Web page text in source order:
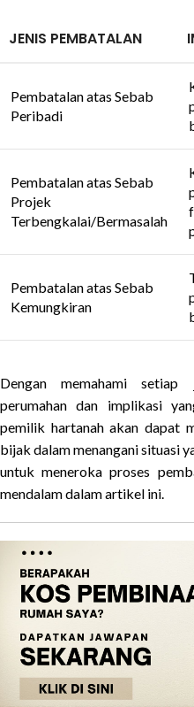
JENIS PEMBATALAN
Pembatalan atas Sebab
Peribadi
Pembatalan atas Sebab
Projek
Terbengkalai/Bermasalah
Pembatalan atas Sebab
Kemungkiran
Dengan memahami setiap
perumahan dan implikasi
pemilik hartanah akan dapat
bijak dalam menangani situasi
untuk meneroka proses
mendalam dalam artikel ini.